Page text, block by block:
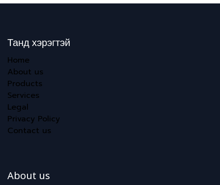
Танд хэрэгтэй
Home
About us
Products
Services
Legal
Privacy Policy
Contact us
About us